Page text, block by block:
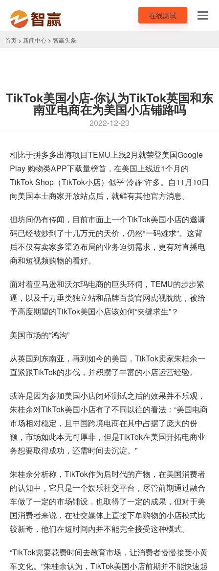
在线测试
首页 > 新闻中心 > 智赢头条
TikTok美国小店-你认为TikTok英国和东
南亚电商在为美国小店铺路吗
2022-12-23
相比于拼多多出海项目TEMU上线2月就荣登美国Google
Play 购物类APP下载量榜首，在美国上线近1个月的
TikTok Shop（TikTok小店）似乎“冷静”许多。自11月10日
向美国本土商家开放站点后，就鲜有其他官方消息。
但坊间仍有传闻，目前市面上一个TikTok美国小店的邀请
码已经被炒到了十几万元的天价，仍然“一码难求”。这背
后不仅有卖家多渠道布局的业务迫切需求，更有对直播电
商和短视频购物的看好。
面对着亚马逊和沃尔玛电商的巨头环伺，TEMU的步步紧
逼，以及千万垂类独立站和品牌百货官网虎视眈眈，被给
予高度期望的TikTok美国小店该如何“夹缝求生”？
美国市场的“鸿沟”
从英国到东南亚，再到如今的美国，TikTok卖家朱桂余一
直紧跟TikTok的步伐，并积攒了丰富的小店运营经验。
或许是因为参加美国小店闭环测试之后的效果并不乐观，
朱桂余对TikTok美国小店有了不同以往的看法：“美国电商
市场相对稳定，且中国跨境电商在其中占据了庞大的份
额，市场如此本无可厚非，但是TikTok在美国开拓电商业
务想要取得成功，还需时间去沉淀。”
朱桂余分析称，TikTok作为后时代的产物，在美国消费者
的认知中，它只是一个娱乐社交平台，尽管前期通过融合
车做了一定的市场铺设，也取得了一定的成果，但对于美
国消费者来说，在社交媒体上直接下单购物的小店模式比
较新奇，他们在短时间内并不能完全接受这种模式。
“TikTok需要花费时间去教育市场，让消费者慢慢接受小黄
车文化。”朱桂余认为，TikTok美国小店前期并不能快速起